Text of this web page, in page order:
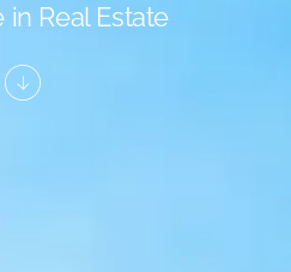
in Real Estate